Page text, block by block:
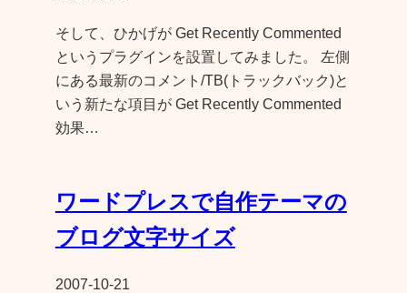
そして、ひかげが Get Recently Commented
というプラグインを設置してみました。 左側
にある最新のコメント/TB(トラックバック)と
いう新たな項目が Get Recently Commented
効果…
ワードプレスで自作テーマの
ブログ文字サイズ
2007-10-21